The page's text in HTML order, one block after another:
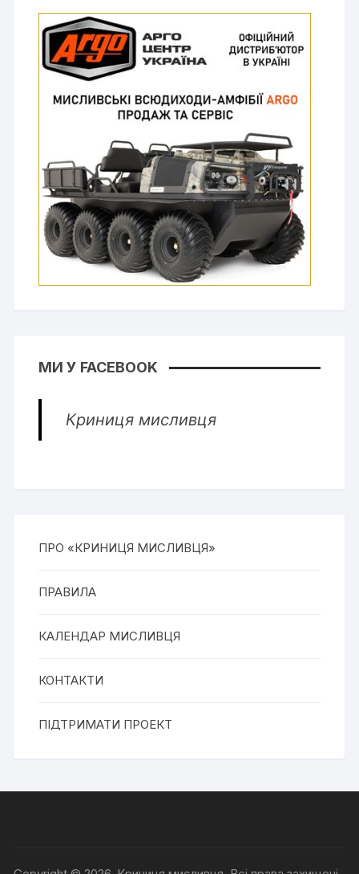
МИ У FACEBOOK
Криниця мисливця
ПРО «КРИНИЦЯ МИСЛИВЦЯ»
ПРАВИЛА
КАЛЕНДАР МИСЛИВЦЯ
КОНТАКТИ
ПІДТРИМАТИ ПРОЕКТ